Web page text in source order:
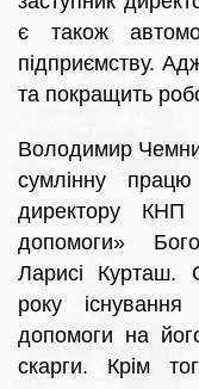
є також
підприємству.
та покращить
Володимир
сумлінну
директору КНП
допомоги»
Ларисі Курташ.
року
допомоги на
скарги. Крім